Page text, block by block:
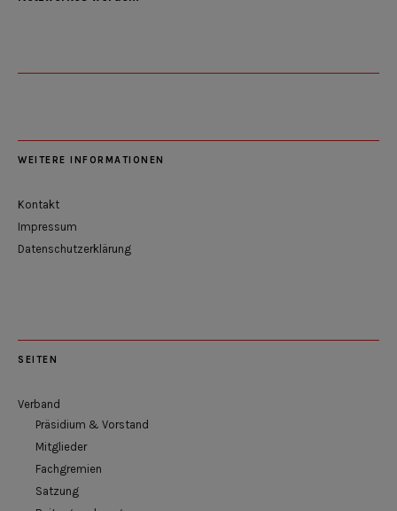
WEITERE INFORMATIONEN
Kontakt
Impressum
Datenschutzerklärung
SEITEN
Verband
Präsidium & Vorstand
Mitglieder
Fachgremien
Satzung